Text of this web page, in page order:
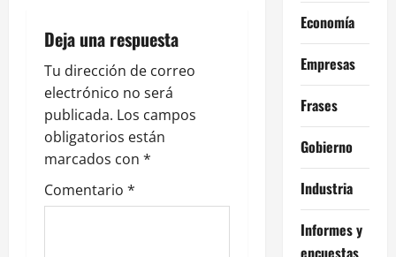
i
ó
n
d
e
Deja una respuesta
Tu dirección de correo
electrónico no será
publicada. Los campos
obligatorios están
marcados con *
Comentario *
Economía
Empresas
Frases
Gobierno
Industria
Informes y
encuestas